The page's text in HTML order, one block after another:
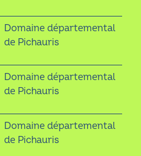
Domaine départemental
de Pichauris
Domaine départemental
de Pichauris
Domaine départemental
de Pichauris